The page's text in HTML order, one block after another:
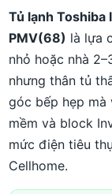
Tủ lạnh
PMV(68) là lựa
nhỏ hoặc nhà
nhưng thân tủ
góc bếp hẹp mà
mềm và block
mức điện tiêu
Cellhome.